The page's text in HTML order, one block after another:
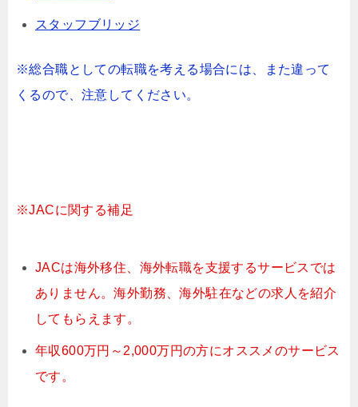
スタッフブリッジ
※総合職としての転職を考える場合には、また違って
くるので、注意してください。
※JACに関する補足
JACは海外移住、海外転職を支援するサービスでは
ありません。海外勤務、海外駐在などの求人を紹介
してもらえます。
年収600万円～2,000万円の方にオススメのサービス
です。